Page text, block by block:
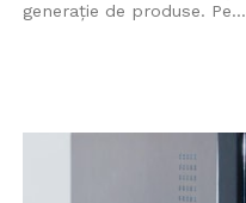
generație de produse. Pe...